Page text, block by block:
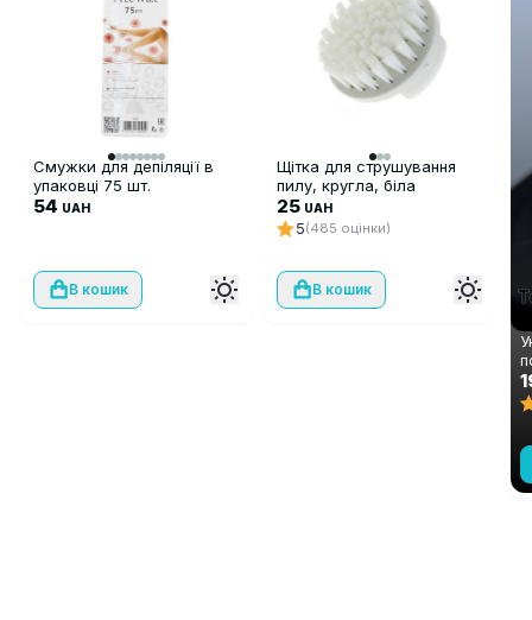
Смужки для депіляції в
упаковці 75 шт.
54 UAH
В кошик
Щітка для струшування
пилу, кругла, біла
25 UAH
5(485 оцінки)
В кошик